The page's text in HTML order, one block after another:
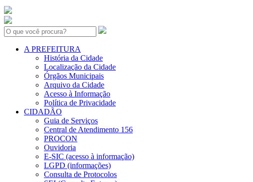
Search:
A PREFEITURA
História da Cidade
Localização da Cidade
Órgãos Municipais
Arquivo da Cidade
Acesso à Informação
Política de Privacidade
CIDADÃO
Guia de Serviços
Central de Atendimento 156
PROCON
Ouvidoria
E-SIC (acesso à informação)
LGPD (informações)
Consulta de Protocolos